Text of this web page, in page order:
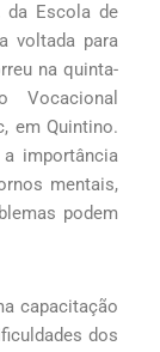
da Escola de
voltada para
na quinta-
em Quintino.
importância
mentais,
podem
capacitação
dos